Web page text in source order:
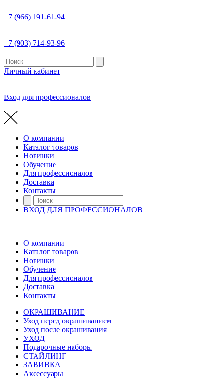
+7 (966) 191-61-94
+7 (903) 714-93-96
Личный кабинет
Вход для профессионалов
О компании
Каталог товаров
Новинки
Обучение
Для профессионалов
Доставка
Контакты
ВХОД ДЛЯ ПРОФЕССИОНАЛОВ
О компании
Каталог товаров
Новинки
Обучение
Для профессионалов
Доставка
Контакты
ОКРАШИВАНИЕ
Уход перед окрашиванием
Уход после окрашивания
УХОД
Подарочные наборы
СТАЙЛИНГ
ЗАВИВКА
Аксессуары